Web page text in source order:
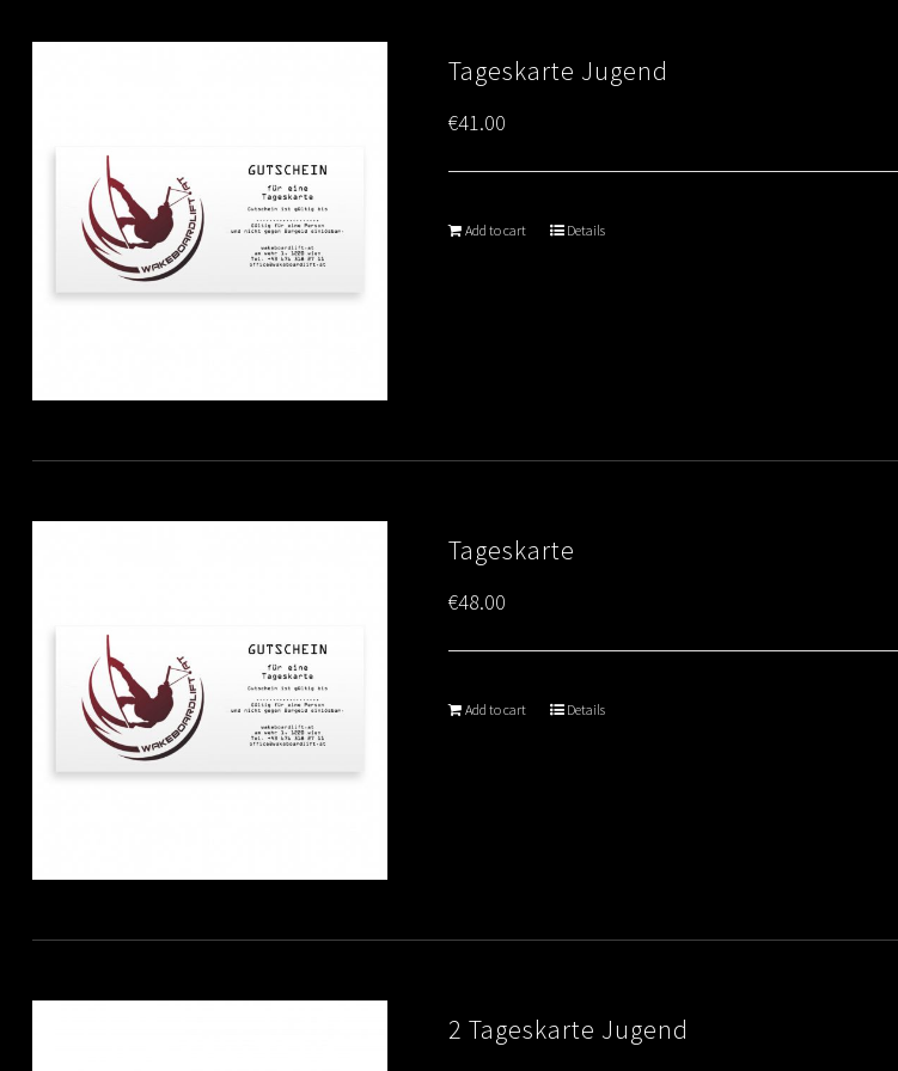
Tageskarte Jugend
€41.00
Add to cart Details
Tageskarte
€48.00
Add to cart Details
2 Tageskarte Jugend